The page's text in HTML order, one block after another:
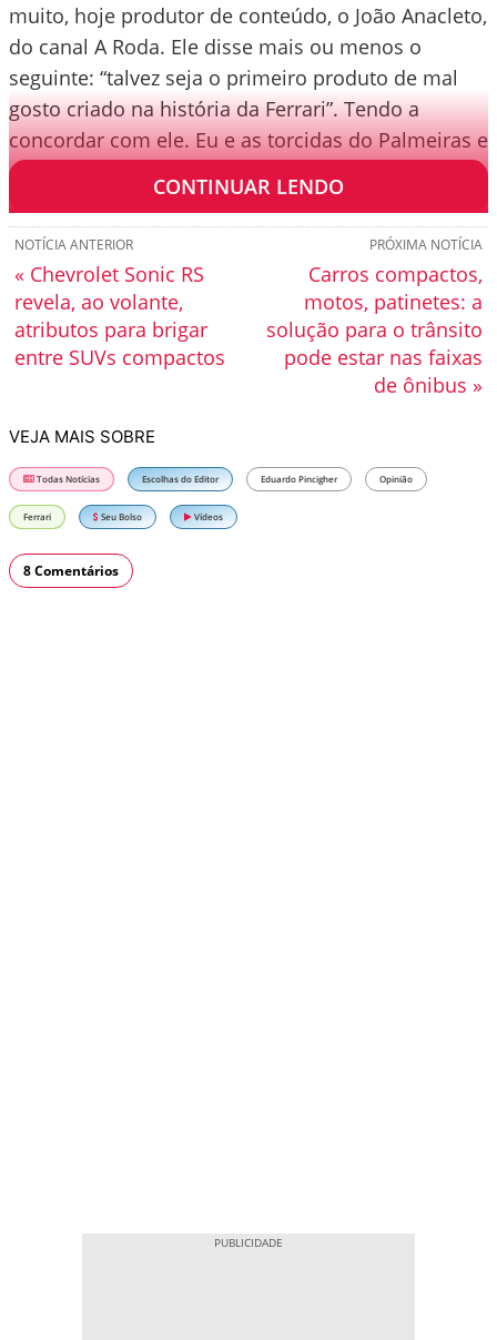
muito, hoje produtor de conteúdo, o João Anacleto,
do canal A Roda. Ele disse mais ou menos o
seguinte: “talvez seja o primeiro produto de mal
gosto criado na história da Ferrari”. Tendo a
concordar com ele. Eu e as torcidas do Palmeiras e
do Flamengo, unidas.
CONTINUAR LENDO
PRÓXIMA NOTÍCIA
Carros compactos,
motos, patinetes: a
solução para o trânsito
pode estar nas faixas
de ônibus »
NOTÍCIA ANTERIOR
« Chevrolet Sonic RS
revela, ao volante,
atributos para brigar
entre SUVs compactos
VEJA MAIS SOBRE
Todas Notícias Escolhas do Editor Eduardo Pincigher Opinião
Ferrari Seu Bolso Vídeos
8 Comentários